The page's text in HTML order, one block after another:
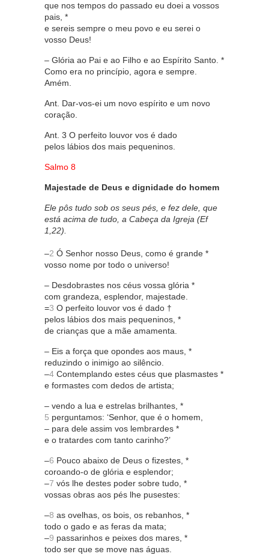
que nos tempos do passado eu doei a vossos
pais, *
e sereis sempre o meu povo e eu serei o
vosso Deus!
– Glória ao Pai e ao Filho e ao Espírito Santo. *
Como era no princípio, agora e sempre.
Amém.
Ant. Dar-vos-ei um novo espírito e um novo
coração.
Ant. 3 O perfeito louvor vos é dado
pelos lábios dos mais pequeninos.
Salmo 8
Majestade de Deus e dignidade do homem
Ele pôs tudo sob os seus pés, e fez dele, que
está acima de tudo, a Cabeça da Igreja (Ef
1,22).
–2 Ó Senhor nosso Deus, como é grande *
vosso nome por todo o universo!
– Desdobrastes nos céus vossa glória *
com grandeza, esplendor, majestade.
=3 O perfeito louvor vos é dado †
pelos lábios dos mais pequeninos, *
de crianças que a mãe amamenta.
– Eis a força que opondes aos maus, *
reduzindo o inimigo ao silêncio.
–4 Contemplando estes céus que plasmastes *
e formastes com dedos de artista;
– vendo a lua e estrelas brilhantes, *
5 perguntamos: ‘Senhor, que é o homem,
– para dele assim vos lembrardes *
e o tratardes com tanto carinho?’
–6 Pouco abaixo de Deus o fizestes, *
coroando-o de glória e esplendor;
–7 vós lhe destes poder sobre tudo, *
vossas obras aos pés lhe pusestes:
–8 as ovelhas, os bois, os rebanhos, *
todo o gado e as feras da mata;
–9 passarinhos e peixes dos mares, *
todo ser que se move nas águas.